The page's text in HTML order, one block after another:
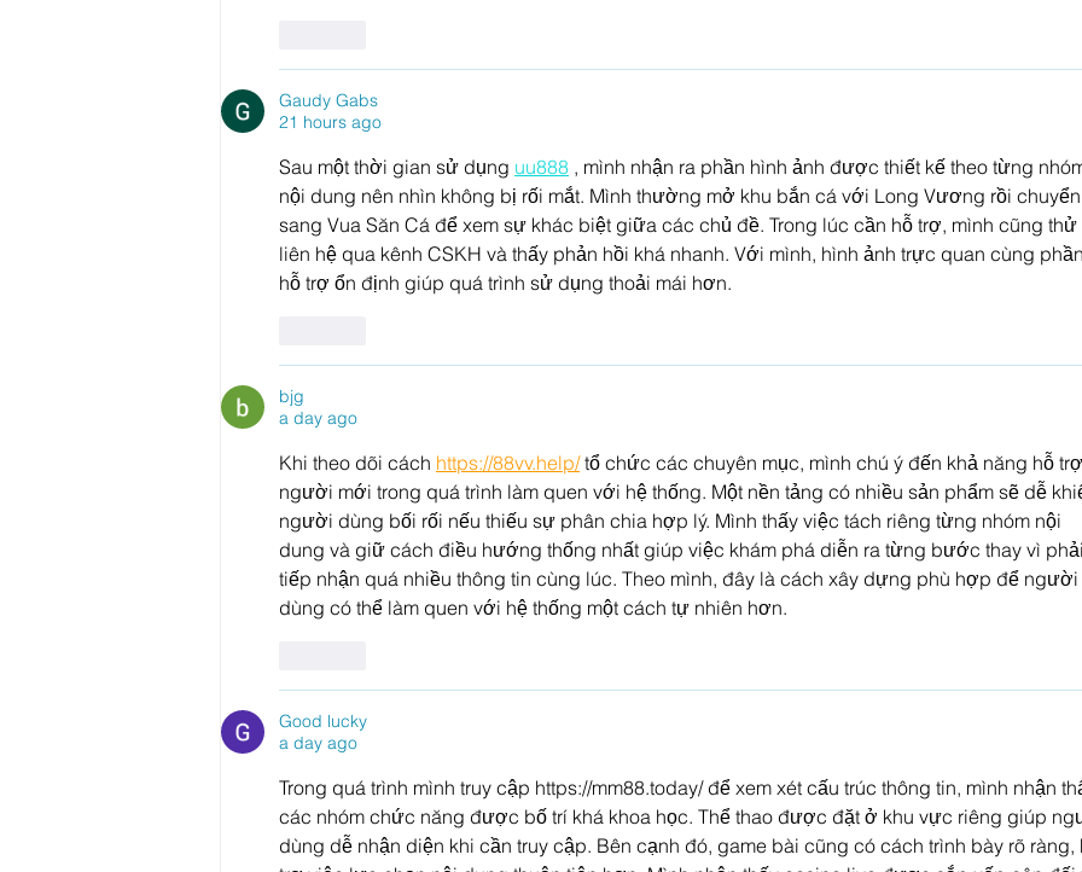
Gaudy Gabs
21 hours ago
Sau một thời gian sử dụng uu888 , mình nhận ra phần hình ảnh được thiết kế theo từng
nội dung nên nhìn không bị rối mắt. Mình thường mở khu bắn cá với Long Vương rồi chuyển
sang Vua Săn Cá để xem sự khác biệt giữa các chủ đề. Trong lúc cần hỗ trợ, mình cũng thử
liên hệ qua kênh CSKH và thấy phản hồi khá nhanh. Với mình, hình ảnh trực quan cùng phần
hỗ trợ ổn định giúp quá trình sử dụng thoải mái hơn.
bjg
a day ago
Khi theo dõi cách https://88vv.help/ tổ chức các chuyên mục, mình chú ý đến khả năng hỗ trợ
người mới trong quá trình làm quen với hệ thống. Một nền tảng có nhiều sản phẩm sẽ dễ
người dùng bối rối nếu thiếu sự phân chia hợp lý. Mình thấy việc tách riêng từng nhóm nội
dung và giữ cách điều hướng thống nhất giúp việc khám phá diễn ra từng bước thay vì phải
tiếp nhận quá nhiều thông tin cùng lúc. Theo mình, đây là cách xây dựng phù hợp để người
dùng có thể làm quen với hệ thống một cách tự nhiên hơn.
Good lucky
a day ago
Trong quá trình mình truy cập https://mm88.today/ để xem xét cấu trúc thông tin, mình nhận
các nhóm chức năng được bố trí khá khoa học. Thể thao được đặt ở khu vực riêng giúp
dùng dễ nhận diện khi cần truy cập. Bên cạnh đó, game bài cũng có cách trình bày rõ ràng,